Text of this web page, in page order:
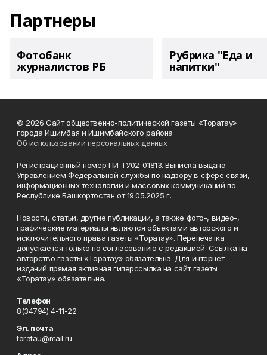
Партнеры
Фотобанк
журналистов РБ
Рубрика "Еда и
напитки"
© 2026 Сайт общественно-политической газеты «Торатау»
города Ишимбая и Ишимбайского района
Об использовании персональных данных
Регистрационный номер ПИ ТУ02-01813. Выписка выдана
Управлением Федеральной службы по надзору в сфере связи,
информационных технологий и массовых коммуникаций по
Республике Башкортостан от 19.05.2025 г.
Новости, статьи, другие публикации, а также фото-, видео-,
графические материалы являются объектами авторского и
исключительного права газеты «Торатау». Перепечатка
допускается только по согласованию с редакцией. Ссылка на
авторство газеты «Торатау» обязательна. Для интернет-
изданий прямая активная гиперссылка на сайт газеты
«Торатау» обязательна.
Телефон
8(34794) 4-11-22
Эл. почта
toratau@mail.ru